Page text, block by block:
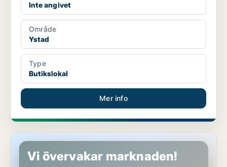
Inte angivet
Område
Ystad
Type
Butikslokal
Mer info
Butikslokal i Täby
Vi övervakar marknaden!